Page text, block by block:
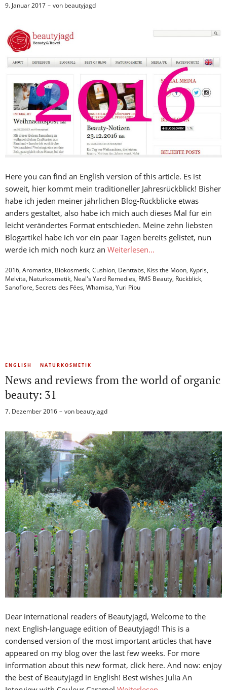
9. Januar 2017 von beautyjagd
Here you can find an English version of this article. Es ist
soweit, hier kommt mein traditioneller Jahresrückblick! Bisher
habe ich jeden meiner jährlichen Blog-Rückblicke etwas
anders gestaltet, also habe ich mich auch dieses Mal für ein
leicht verändertes Format entschieden. Meine zehn liebsten
Blogartikel habe ich vor ein paar Tagen bereits gelistet, nun
werde ich mich noch kurz an Weiterlesen…
2016, Aromatica, Biokosmetik, Cushion, Denttabs, Kiss the Moon, Kypris,
Melvita, Naturkosmetik, Neal's Yard Remedies, RMS Beauty, Rückblick,
Sanoflore, Secrets des Fées, Whamisa, Yuri Pibu
ENGLISH NATURKOSMETIK
News and reviews from the world of organic
beauty: 31
7. Dezember 2016 von beautyjagd
Dear international readers of Beautyjagd, Welcome to the
next English-language edition of Beautyjagd! This is a
condensed version of the most important articles that have
appeared on my blog over the last few weeks. For more
information about this new format, click here. And now: enjoy
the best of Beautyjagd in English! Best wishes Julia An